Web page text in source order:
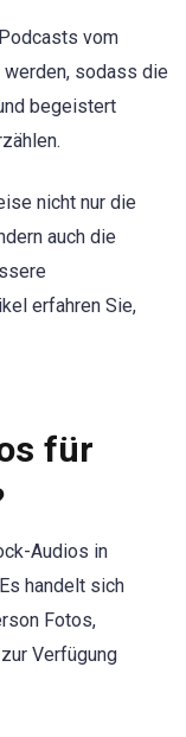
vom
sodass die
begeistert
nicht nur die
auch die
erfahren Sie,
für
Audios in
handelt sich
Fotos,
Verfügung